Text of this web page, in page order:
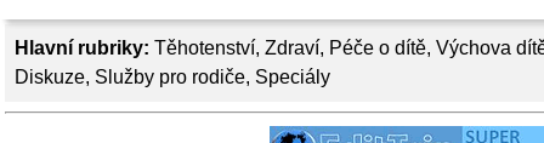
Hlavní rubriky: Těhotenství, Zdraví, Péče o dítě, Výchova
Diskuze, Služby pro rodiče, Speciály